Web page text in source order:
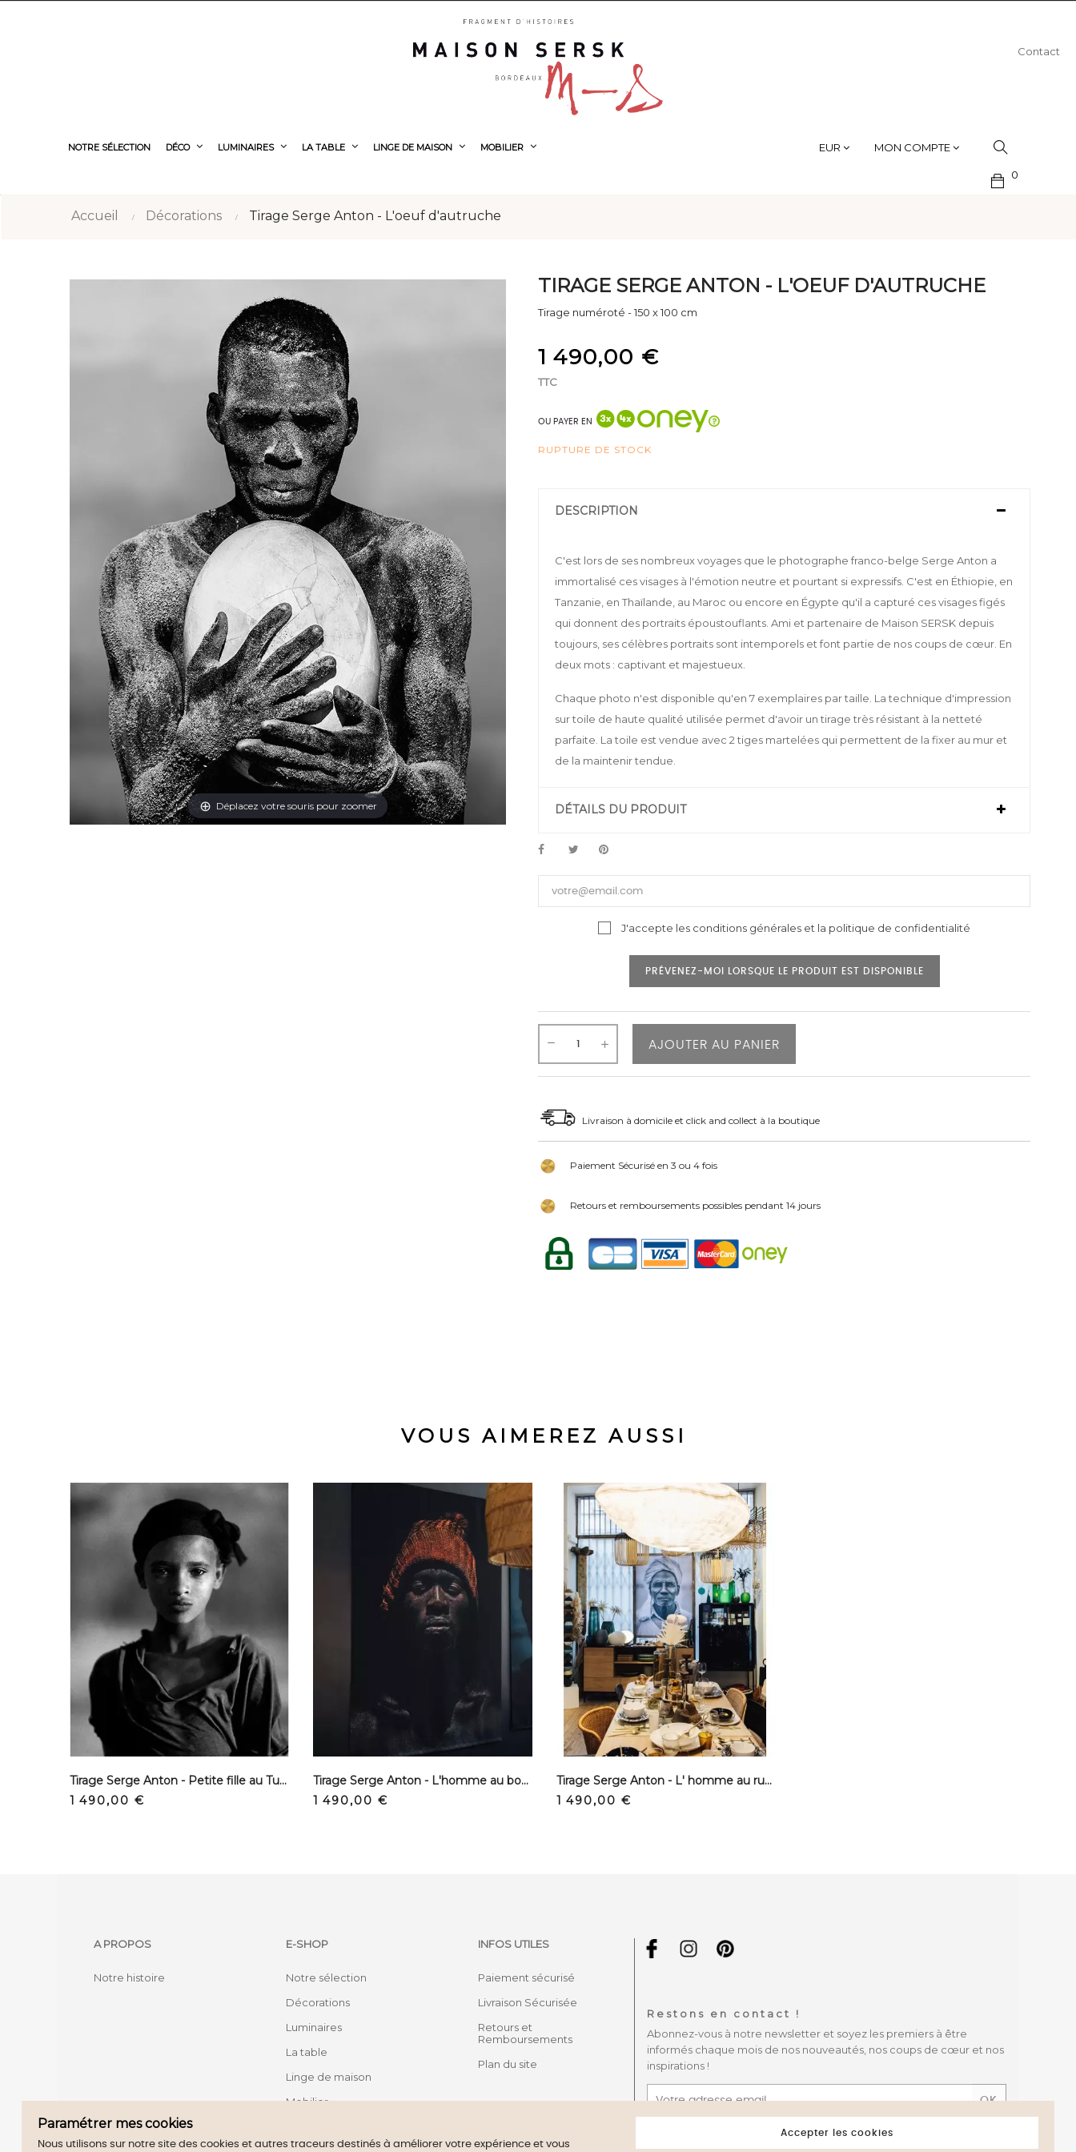
Contact
NOTRE SÉLECTION DÉCO LUMINAIRES LA TABLE LINGE DE MAISON MOBILIER EUR MON COMPTE
0
Accueil Décorations Tirage Serge Anton - L'oeuf d'autruche
Déplacez votre souris pour zoomer
TIRAGE SERGE ANTON - L'OEUF D'AUTRUCHE
Tirage numéroté - 150 x 100 cm
1 490,00 €
TTC
OU PAYER EN
RUPTURE DE STOCK
DESCRIPTION
C'est lors de ses nombreux voyages que le photographe franco-belge Serge Anton a
immortalisé ces visages à l'émotion neutre et pourtant si expressifs. C'est en Éthiopie, en
Tanzanie, en Thaïlande, au Maroc ou encore en Égypte qu'il a capturé ces visages figés
qui donnent des portraits époustouflants. Ami et partenaire de Maison SERSK depuis
toujours, ses célèbres portraits sont intemporels et font partie de nos coups de cœur. En
deux mots : captivant et majestueux.
Chaque photo n'est disponible qu'en 7 exemplaires par taille. La technique d'impression
sur toile de haute qualité utilisée permet d'avoir un tirage très résistant à la netteté
parfaite. La toile est vendue avec 2 tiges martelées qui permettent de la fixer au mur et
de la maintenir tendue.
DÉTAILS DU PRODUIT
J'accepte les conditions générales et la politique de confidentialité
PRÉVENEZ-MOI LORSQUE LE PRODUIT EST DISPONIBLE
AJOUTER AU PANIER
Livraison à domicile et click and collect à la boutique
Paiement Sécurisé en 3 ou 4 fois
Retours et remboursements possibles pendant 14 jours
VOUS AIMEREZ AUSSI
Tirage Serge Anton - Petite fille au Turban
Prix
1 490,00 €
Tirage Serge Anton - L'homme au bonnet
Prix
1 490,00 €
Tirage Serge Anton - L' homme au ruban
Prix
1 490,00 €
A PROPOS
Notre histoire
E-SHOP
Notre sélection
Décorations
Luminaires
La table
Linge de maison
Mobilier
INFOS UTILES
Paiement sécurisé
Livraison Sécurisée
Retours et
Remboursements
Plan du site
Restons en contact !
Abonnez-vous à notre newsletter et soyez les premiers à être
informés chaque mois de nos nouveautés, nos coups de cœur et nos
inspirations !
OK
J'accepte les conditions générales et la politique de
Paramétrer mes cookies
Nous utilisons sur notre site des cookies et autres traceurs destinés à améliorer votre expérience et vous
Accepter les cookies